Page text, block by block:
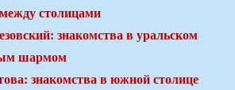
столицами
знакомства в уральском
шармом
знакомства в южной столице